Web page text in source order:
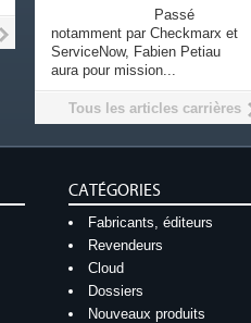
Passé
notamment par Checkmarx et
ServiceNow, Fabien Petiau
aura pour mission...
Tous les articles carrières
CATÉGORIES
Fabricants, éditeurs
Revendeurs
Cloud
Dossiers
Nouveaux produits